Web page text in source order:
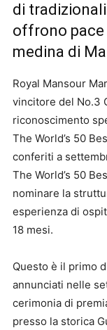
di
offrono pace
medina di
Royal Mansour
vincitore del No.3
riconoscimento
The World’s 50
conferiti a
The World’s 50
nominare la
esperienza di
18 mesi.
Questo è il primo
annunciati nelle
cerimonia di
presso la storica